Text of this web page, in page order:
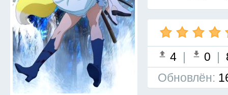
4 | 0 |
Обновлён: